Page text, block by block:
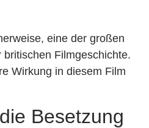
eine der großen
Filmgeschichte.
Wirkung in diesem Film
Besetzung